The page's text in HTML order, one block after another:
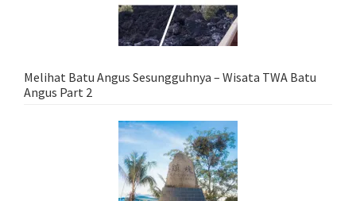
Melihat Batu Angus Sesungguhnya – Wisata TWA Batu
Angus Part 2